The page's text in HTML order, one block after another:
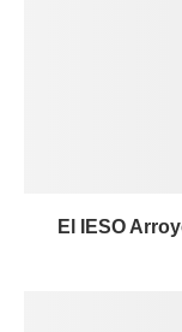
El IESO